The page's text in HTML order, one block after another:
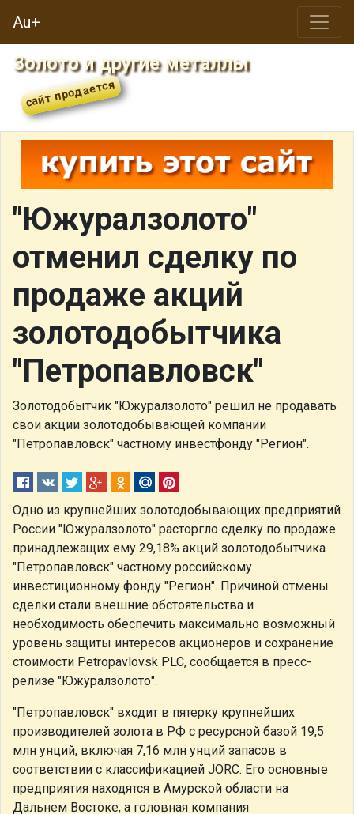
Au+
Золото и другие металлы
"Южуралзолото"
отменил сделку по
продаже акций
золотодобытчика
"Петропавловск"
Золотодобытчик "Южуралзолото" решил не продавать
свои акции золотодобывающей компании
"Петропавловск" частному инвестфонду "Регион".
Одно из крупнейших золотодобывающих предприятий
России "Южуралзолото" расторгло сделку по продаже
принадлежащих ему 29,18% акций золотодобытчика
"Петропавловск" частному российскому
инвестиционному фонду "Регион". Причиной отмены
сделки стали внешние обстоятельства и
необходимость обеспечить максимально возможный
уровень защиты интересов акционеров и сохранение
стоимости Petropavlovsk PLC, сообщается в пресс-
релизе "Южуралзолото".
"Петропавловск" входит в пятерку крупнейших
производителей золота в РФ с ресурсной базой 19,5
млн унций, включая 7,16 млн унций запасов в
соответствии с классификацией JORC. Его основные
предприятия находятся в Амурской области на
Дальнем Востоке, а головная компания